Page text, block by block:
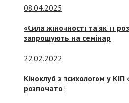
08.04.2025
«Сила жіночності та як її
запрошують на семінар
22.02.2022
Кіноклуб з психологом у
розпочато!